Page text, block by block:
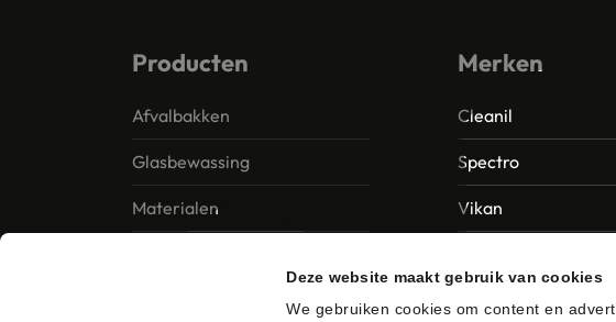
Deze website maakt gebruik van cookies
We gebruiken cookies om content en
Producten
Afvalbakken
Glasbewassing
Materialen
Merken
Cleanil
Spectro
Vikan